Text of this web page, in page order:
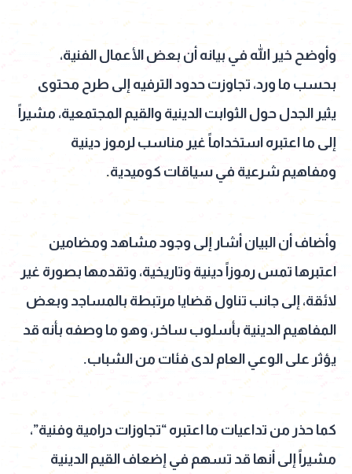
وأوضح خير الله في بيانه أن بعض الأعمال الفنية،
بحسب ما ورد، تجاوزت حدود الترفيه إلى طرح محتوى
يثير الجدل حول الثوابت الدينية والقيم المجتمعية، مشيراً
إلى ما اعتبره استخداماً غير مناسب لرموز دينية
ومفاهيم شرعية في سياقات كوميدية.
وأضاف أن البيان أشار إلى وجود مشاهد ومضامين
اعتبرها تمس رموزاً دينية وتاريخية، وتقدمها بصورة غير
لائقة، إلى جانب تناول قضايا مرتبطة بالمساجد وبعض
المفاهيم الدينية بأسلوب ساخر، وهو ما وصفه بأنه قد
يؤثر على الوعي العام لدى فئات من الشباب.
كما حذر من تداعيات ما اعتبره “تجاوزات درامية وفنية”،
مشيراً إلى أنها قد تسهم في إضعاف القيم الدينية